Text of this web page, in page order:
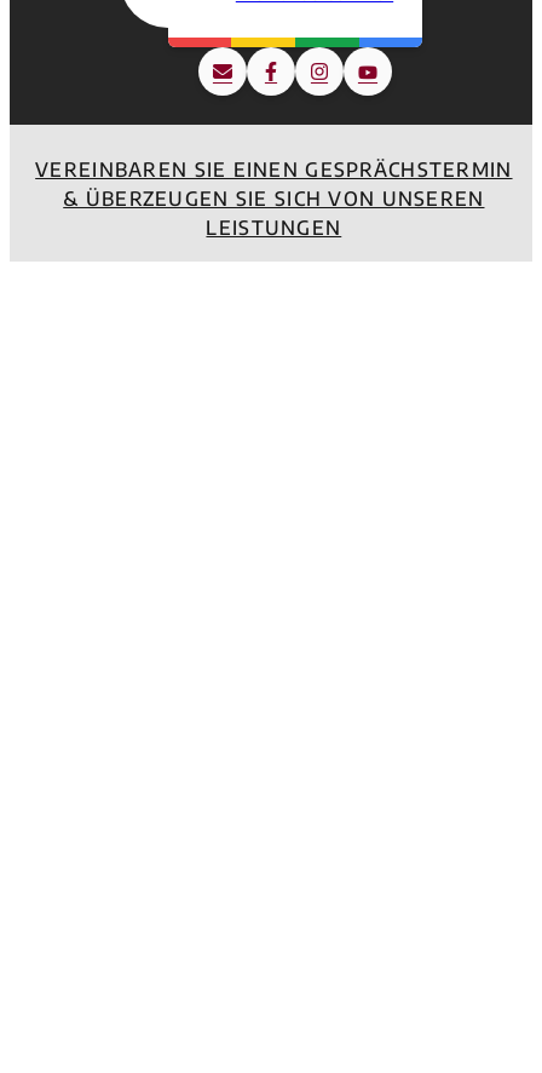
VEREINBAREN SIE EINEN GESPRÄCHSTERMIN
& ÜBERZEUGEN SIE SICH VON UNSEREN
LEISTUNGEN